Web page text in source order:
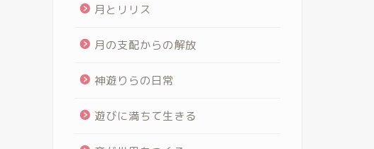
月とリリス
月の支配からの解放
神遊りらの日常
遊びに満ちて生きる